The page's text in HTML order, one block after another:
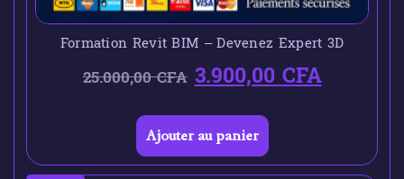
Formation Revit BIM – Devenez Expert 3D
25.000,00CFA 3.900,00CFA
Ajouter au panier